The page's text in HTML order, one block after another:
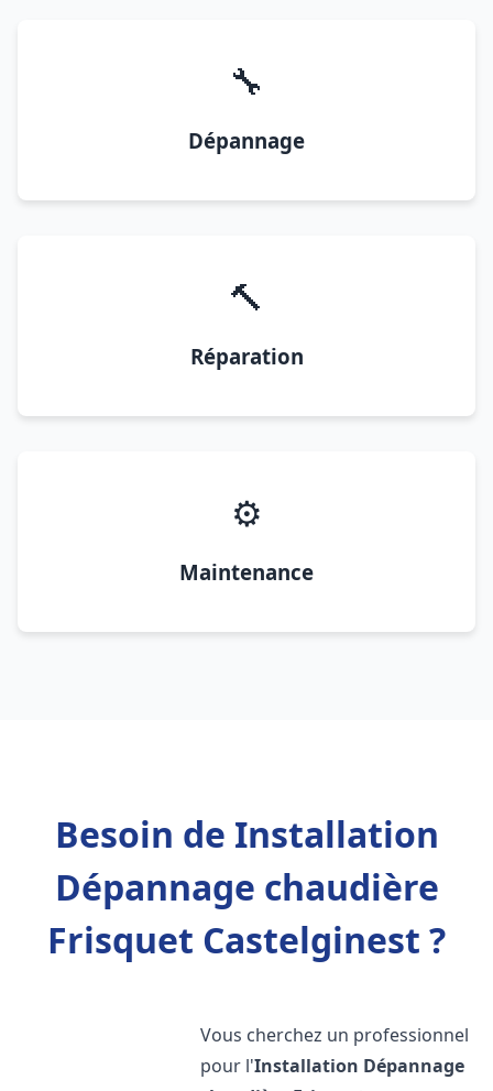
🔧
Dépannage
🔨
Réparation
⚙️
Maintenance
Besoin de Installation
Dépannage chaudière
Frisquet Castelginest ?
Vous cherchez un professionnel
pour l'Installation Dépannage